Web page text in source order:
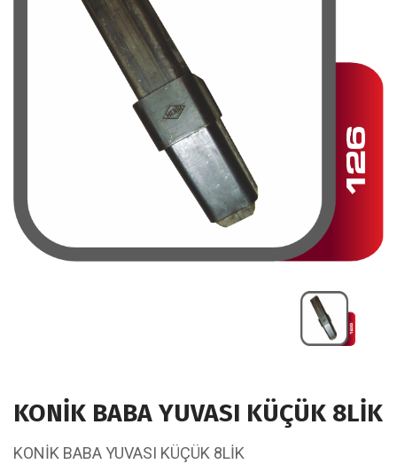
KONİK BABA YUVASI KÜÇÜK 8LİK
KONİK BABA YUVASI KÜÇÜK 8LİK